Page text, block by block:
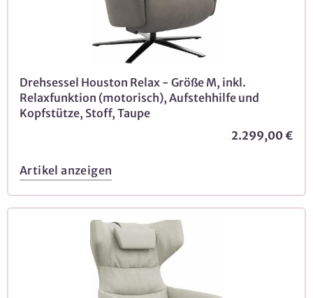
Drehsessel Houston Relax - Größe M, inkl.
Relaxfunktion (motorisch), Aufstehhilfe und
Kopfstütze, Stoff, Taupe
2.299,00 €
Artikel anzeigen